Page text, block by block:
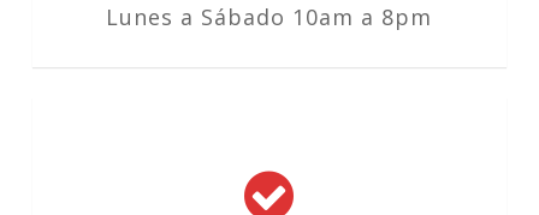
Lunes a Sábado 10am a 8pm